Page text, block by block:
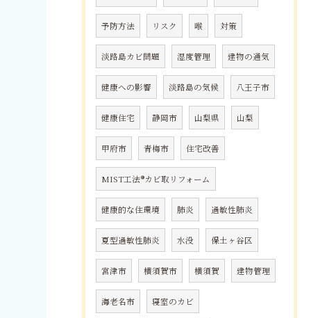
予防方法 リスク 喉 対策
淡路島カビ問題 湿度管理 建物の通気
健康への影響 淡路島の気候 八王子市
健康住宅 静岡市 山梨県 山梨
甲府市 青梅市 住宅改善
MIST工法®カビ取リフォーム
健康的な住環境 肺炎 過敏性肺炎
夏型過敏性肺炎 水没 保土ヶ谷区
宮津市 横須賀市 横須賀 建物管理
海老名市 寝室のカビ